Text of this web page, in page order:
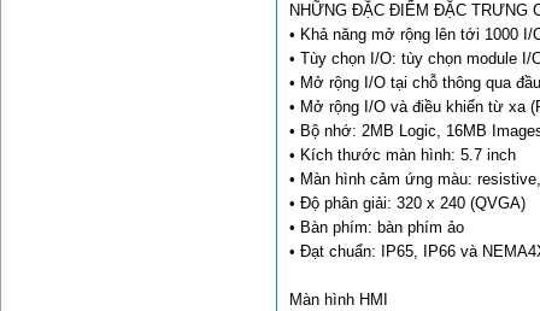
NHỮNG ĐẶC ĐIỂM ĐẶC TRƯNG
• Khả năng mở rộng lên tới 1000 I/
• Tùy chọn I/O: tùy chọn module
• Mở rộng I/O tại chỗ thông qua
• Mở rộng I/O và điều khiển từ xa
• Bộ nhớ: 2MB Logic, 16MB
• Kích thước màn hình: 5.7 inch
• Màn hình cảm ứng màu:
• Độ phân giải: 320 x 240 (QVGA)
• Bàn phím: bàn phím ảo
• Đạt chuẩn: IP65, IP66 và
Màn hình HMI